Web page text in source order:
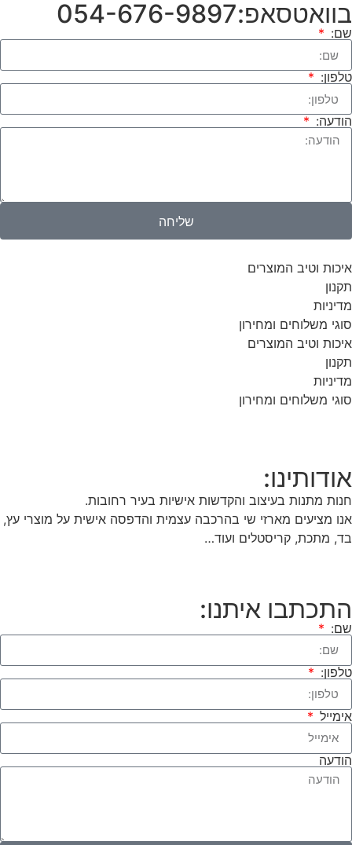
בוואטסאפ:054-676-9897
שם:
טלפון:
הודעה:
שליחה
איכות וטיב המוצרים
תקנון
מדיניות
סוגי משלוחים ומחירון
איכות וטיב המוצרים
תקנון
מדיניות
סוגי משלוחים ומחירון
אודותינו:
חנות מתנות בעיצוב והקדשות אישיות בעיר רחובות.
אנו מציעים מארזי שי בהרכבה עצמית והדפסה אישית על מוצרי עץ,
בד, מתכת, קריסטלים ועוד…
התכתבו איתנו:
שם:
טלפון:
אימייל
הודעה